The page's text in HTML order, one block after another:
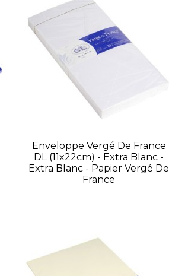
Enveloppe Vergé De France
DL (11x22cm) - Extra Blanc -
Extra Blanc - Papier Vergé De
France